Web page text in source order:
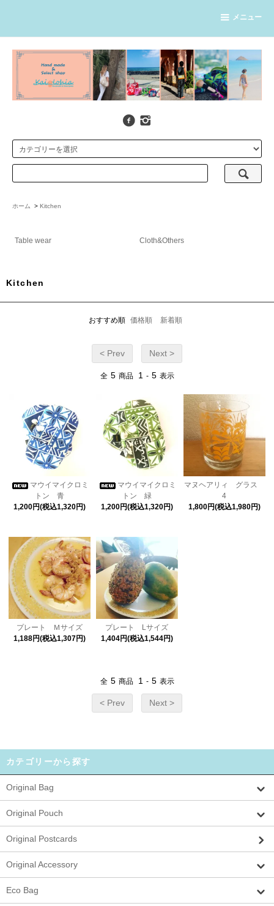
メニュー
ホーム > Kitchen
Table wear Cloth&Others
Kitchen
おすすめ順 価格順 新着順
< Prev Next >
全 5 商品 1 - 5 表示
マウイマイクロミ
トン 青
1,200円(税込1,320円)
マウイマイクロミ
トン 緑
1,200円(税込1,320円)
マヌヘアリィ グラス
4
1,800円(税込1,980円)
プレート Ｍサイズ
1,188円(税込1,307円)
プレート Lサイズ
1,404円(税込1,544円)
全 5 商品 1 - 5 表示
< Prev Next >
カテゴリーから探す
Original Bag
Original Pouch
Original Postcards
Original Accessory
Eco Bag